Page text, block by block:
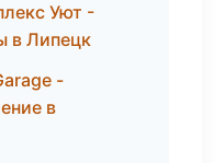
Уют -
в Липецк
-
в